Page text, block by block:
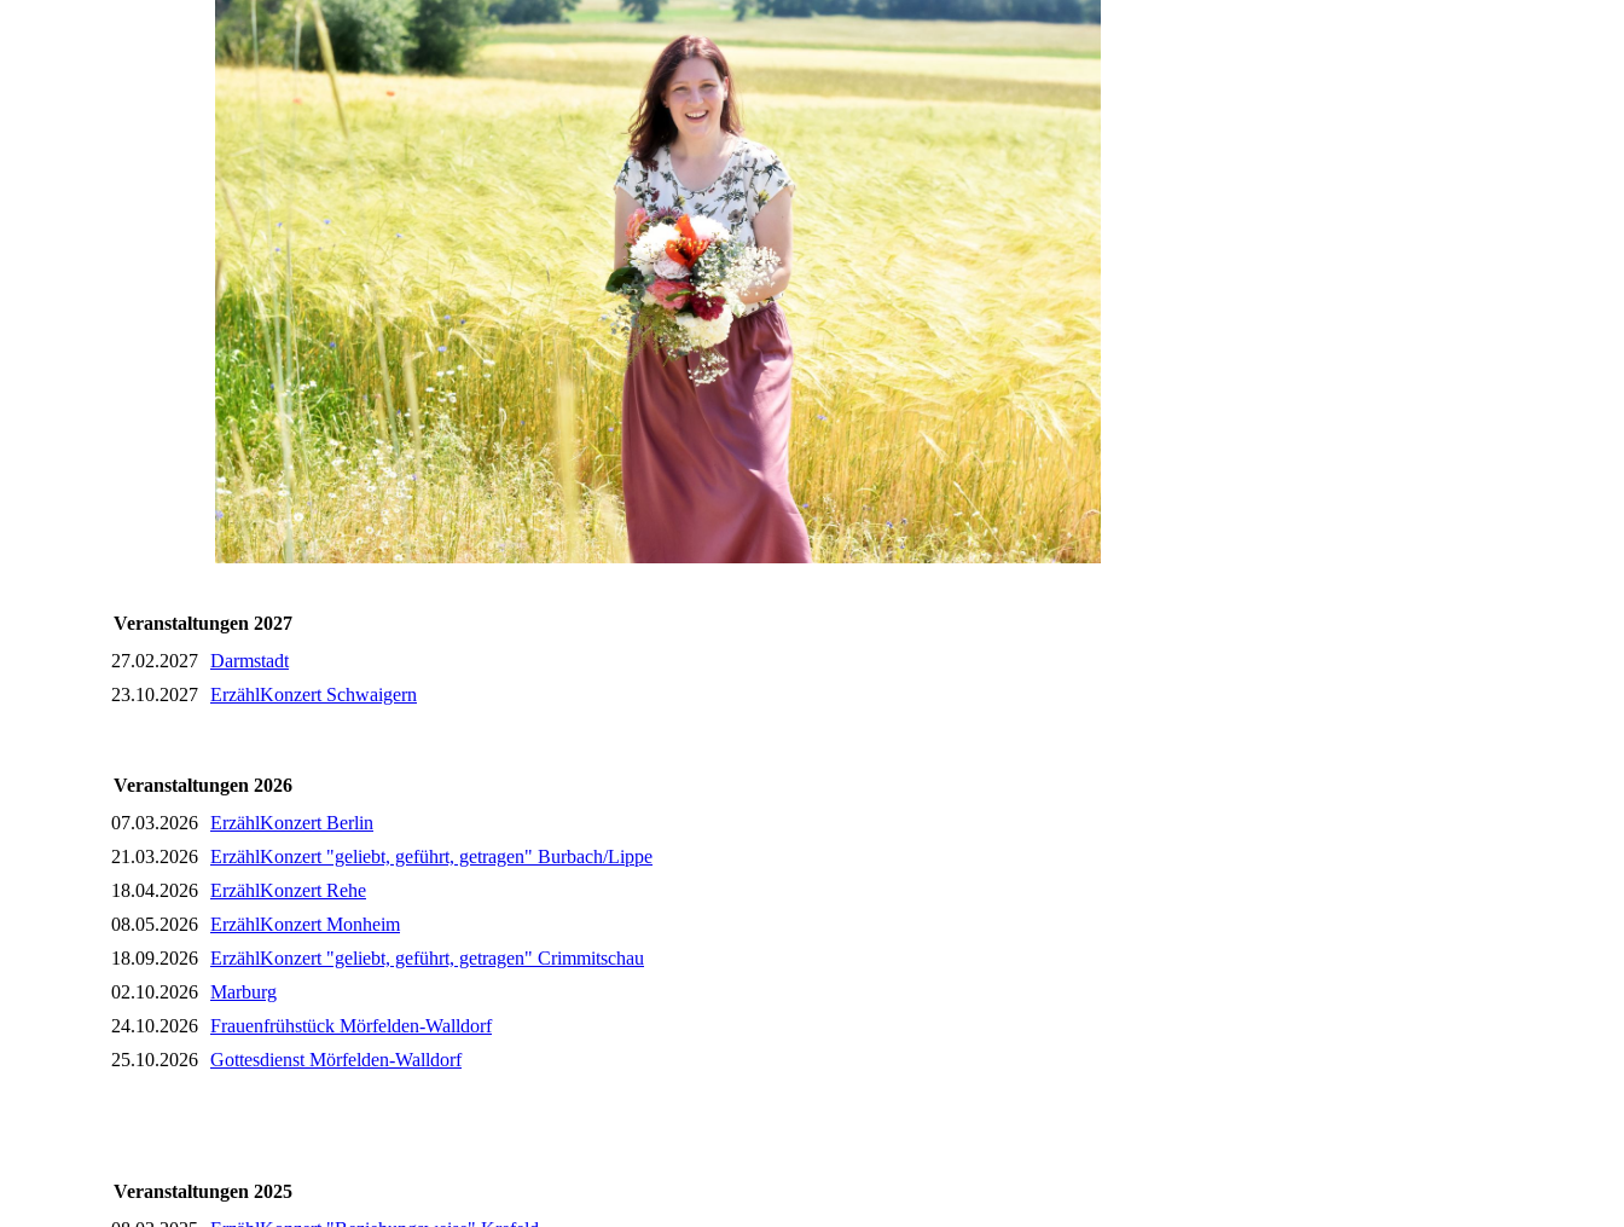
Veranstaltungen 2027
27.02.2027 Darmstadt
23.10.2027 ErzählKonzert Schwaigern
Veranstaltungen 2026
07.03.2026 ErzählKonzert Berlin
21.03.2026 ErzählKonzert "geliebt, geführt, getragen" Burbach/Lippe
18.04.2026 ErzählKonzert Rehe
08.05.2026 ErzählKonzert Monheim
18.09.2026 ErzählKonzert "geliebt, geführt, getragen" Crimmitschau
02.10.2026 Marburg
24.10.2026 Frauenfrühstück Mörfelden-Walldorf
25.10.2026 Gottesdienst Mörfelden-Walldorf
Veranstaltungen 2025